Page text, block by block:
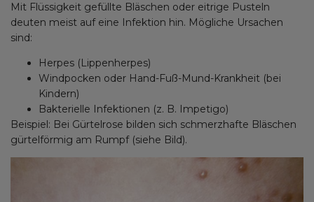
Mit Flüssigkeit gefüllte Bläschen oder eitrige Pusteln
deuten meist auf eine Infektion hin. Mögliche Ursachen
sind:
Herpes (Lippenherpes)
Windpocken oder Hand-Fuß-Mund-Krankheit (bei
Kindern)
Bakterielle Infektionen (z. B. Impetigo)
Beispiel: Bei Gürtelrose bilden sich schmerzhafte Bläschen
gürtelförmig am Rumpf (siehe Bild).